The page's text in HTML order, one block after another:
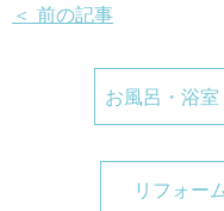
＜ 前の記事
お風呂・浴
リフォー